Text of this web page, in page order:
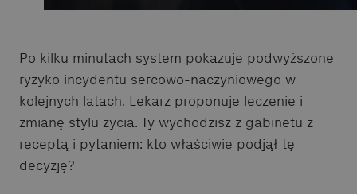
Po kilku minutach system pokazuje podwyższone
ryzyko incydentu sercowo-naczyniowego w
kolejnych latach. Lekarz proponuje leczenie i
zmianę stylu życia. Ty wychodzisz z gabinetu z
receptą i pytaniem: kto właściwie podjął tę
decyzję?